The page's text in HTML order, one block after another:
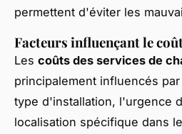
permettent d'éviter les
Facteurs influençant le
Les coûts des services de
principalement influencés
type d'installation, l'urgence
localisation spécifique dans